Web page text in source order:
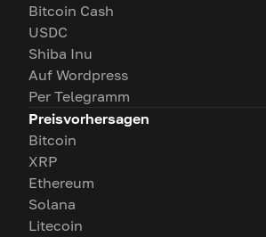
Bitcoin Cash
USDC
Shiba Inu
Auf Wordpress
Per Telegramm
Preisvorhersagen
Bitcoin
XRP
Ethereum
Solana
Litecoin